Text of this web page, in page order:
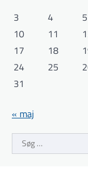
3
4 5
10
11
17
18
24
25
31
« maj
Søg
efter: